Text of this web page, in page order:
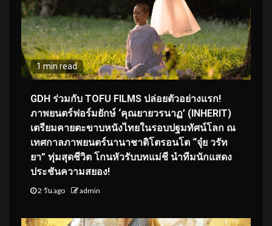
1 min read
GDH ร่วมกับ TOFU FILMS ปล่อยตัวอย่างแรก!
ภาพยนตร์ฟอร์มยักษ์ ‘คุณยายวรนาฏ’ (INHERIT)
เตรียมคายตะขาบหนังไทยในรอบปฐมทัศน์โลก ณ
เทศกาลภาพยนตร์นานาชาติโตรอนโต “จุ๋ย วรัท
ยา” ทุ่มสุดชีวิต โกนหัวรับบทแม่ชี นำทีมนักแสดง
ประชันความสยอง!
2 วัน ago admin